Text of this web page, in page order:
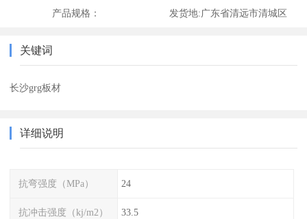
产品规格： 发货地:广东省清远市清城区
关键词
长沙grg板材
详细说明
抗弯强度（MPa） 24
抗冲击强度（kj/m2） 33.5